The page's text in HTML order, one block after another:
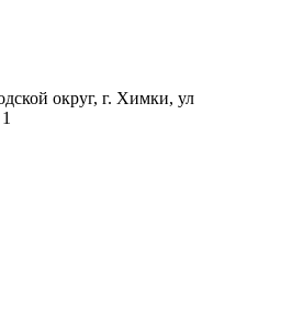
округ, г. Химки, ул